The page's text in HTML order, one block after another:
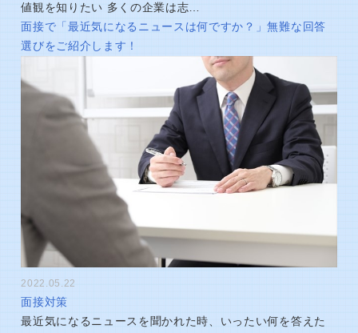
値観を知りたい 多くの企業は志…
面接で「最近気になるニュースは何ですか？」無難な回答
選びをご紹介します！
2022.05.22
面接対策
最近気になるニュースを聞かれた時、いったい何を答えた